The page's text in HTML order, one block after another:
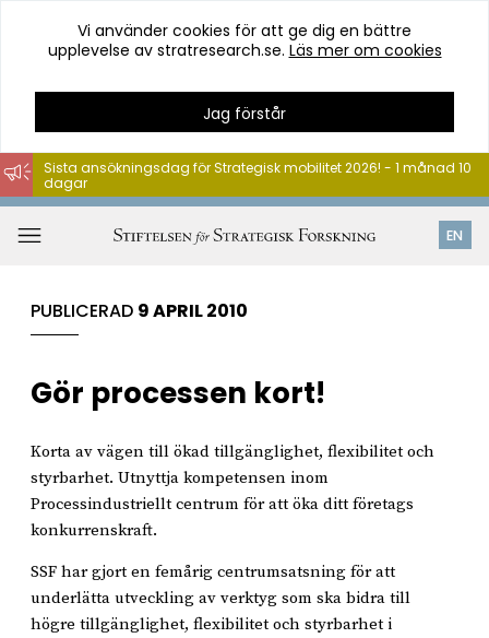
Hoppa
till
innehåll
Vi använder cookies för att ge dig en bättre
upplevelse av stratresearch.se. Läs mer om cookies
Jag förstår
EN
Sista ansökningsdag för Strategisk mobilitet 2026! - 1 månad 10
dagar
PUBLICERAD 9 APRIL 2010
Gör processen kort!
Korta av vägen till ökad tillgänglighet, flexibilitet och
styrbarhet. Utnyttja kompetensen inom
Processindustriellt centrum för att öka ditt företags
konkurrenskraft.
SSF har gjort en femårig centrumsatsning för att
underlätta utveckling av verktyg som ska bidra till
högre tillgänglighet, flexibilitet och styrbarhet i